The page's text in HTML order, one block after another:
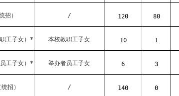
招） / 120 80
工子女）* 本校教职工子女 10 1
工子女）* 举办者员工子女 6 3
招） / 140 0